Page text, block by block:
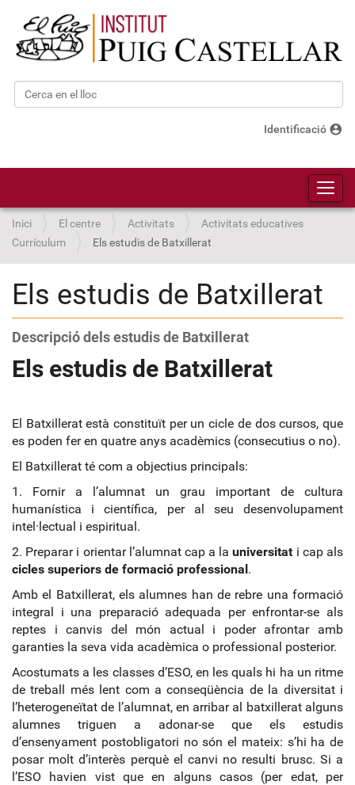
Cerca
Identificació account_circle
Inici El centre Activitats
Activitats educatives
Currículum
Els estudis de Batxillerat
Els estudis de Batxillerat
Descripció dels estudis de Batxillerat
Els estudis de Batxillerat
El Batxillerat està constituït per un cicle de dos cursos, que
es poden fer en quatre anys acadèmics (consecutius o no).
El Batxillerat té com a objectius principals:
1. Fornir a l’alumnat un grau important de cultura
humanística i científica, per al seu desenvolupament
intel·lectual i espiritual.
2. Preparar i orientar l’alumnat cap a launiversitat i cap als
cicles superiors de formació professional.
Amb el Batxillerat, els alumnes han de rebre una formació
integral i una preparació adequada per enfrontar-se als
reptes i canvis del món actual i poder afrontar amb
garanties la seva vida acadèmica o professional posterior.
Acostumats a les classes d’ESO, en les quals hi ha un ritme
de treball més lent com a conseqüència de la diversitat i
l’heterogeneïtat de l’alumnat, en arribar al batxillerat alguns
alumnes triguen a adonar-se que els estudis
d’ensenyament postobligatori no són el mateix: s’hi ha de
posar molt d’interès perquè el canvi no resulti brusc. Si a
l’ESO havien vist que en alguns casos (per edat, per